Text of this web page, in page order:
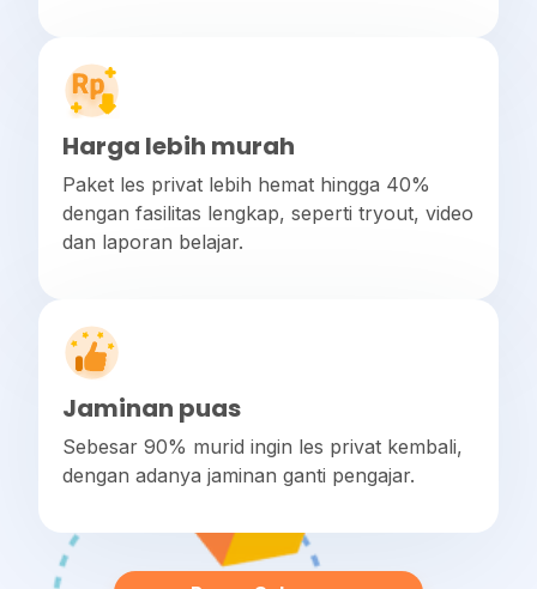
Harga lebih murah
Paket les privat lebih hemat hingga 40%
dengan fasilitas lengkap, seperti tryout, video
dan laporan belajar.
Jaminan puas
Sebesar 90% murid ingin les privat kembali,
dengan adanya jaminan ganti pengajar.